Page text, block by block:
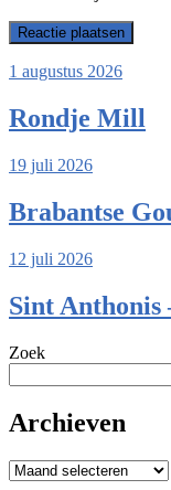
1 augustus 2026
Rondje Mill
19 juli 2026
Brabantse
12 juli 2026
Sint Anthonis
Zoek
Archieven
Archieven